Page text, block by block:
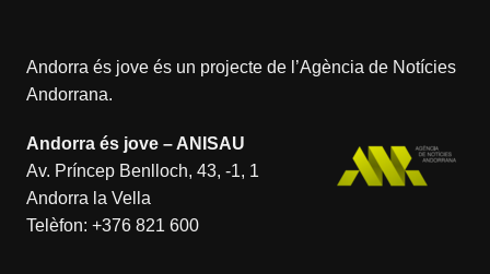
Andorra és jove és un projecte de l’Agència de Notícies
Andorrana.
Andorra és jove – ANISAU
Av. Príncep Benlloch, 43, -1, 1
Andorra la Vella
Telèfon: +376 821 600